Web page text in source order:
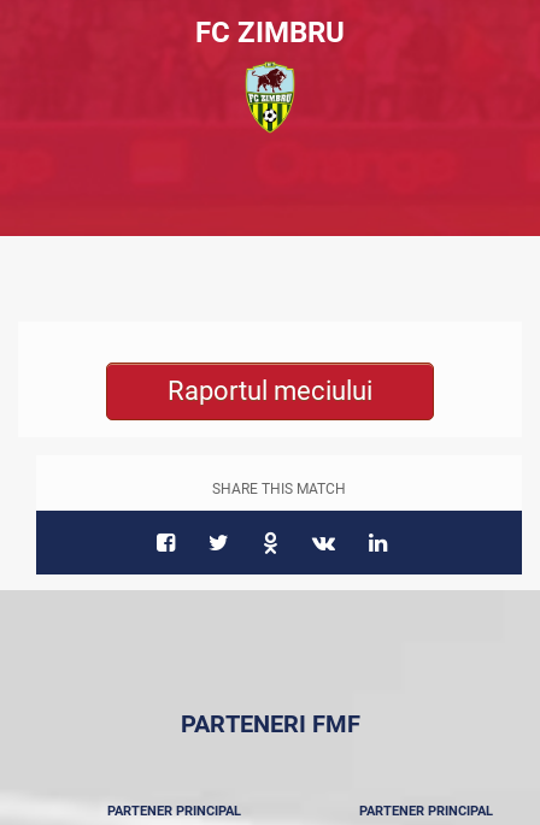
FC ZIMBRU
Raportul meciului
SHARE THIS MATCH
PARTENERI FMF
PARTENER PRINCIPAL PARTENER PRINCIPAL